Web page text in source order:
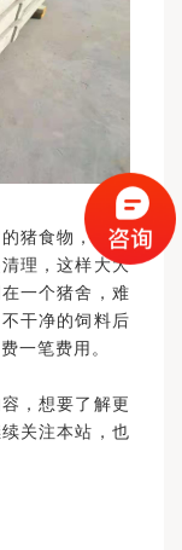
猪食物，这时
理，这样大大
一个猪舍，难
干净的饲料后
一笔费用。
，想要了解更
关注本站，也